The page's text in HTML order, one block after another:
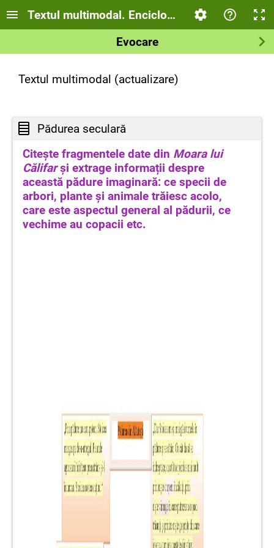
Textul multimodal. Enciclopedia
Evocare
Textul multimodal (actualizare)
Pădurea seculară
Citește fragmentele date din Moara lui
Călifarși extrage informații despre
această pădure imaginară: ce specii de
arbori, plante și animale trăiesc acolo,
care este aspectul general al pădurii, ce
vechime au copacii etc.